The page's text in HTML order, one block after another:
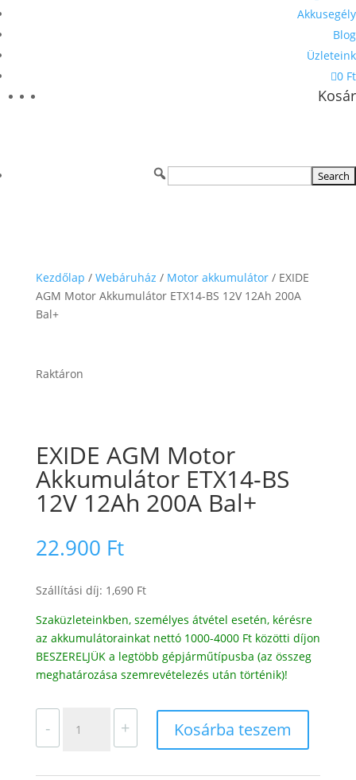
Akkusegély
Blog
Üzleteink
0 Ft
Kosár
Kezdőlap / Webáruház / Motor akkumulátor/ EXIDE
AGM Motor Akkumulátor ETX14-BS 12V 12Ah 200A
Bal+
Raktáron
EXIDE AGM Motor
Akkumulátor ETX14-BS
12V 12Ah 200A Bal+
22.900 Ft
Szállítási díj: 1,690 Ft
Szaküzleteinkben, személyes átvétel esetén, kérésre
az akkumulátorainkat nettó 1000-4000 Ft közötti díjon
BESZERELJÜK a legtöbb gépjárműtípusba (az összeg
meghatározása szemrevételezés után történik)!
-
AGM
+ Kosárba teszem